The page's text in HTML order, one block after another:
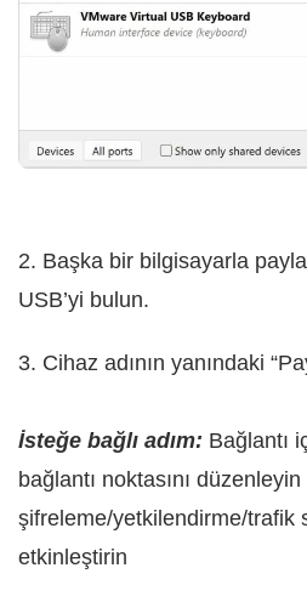
2. Başka bir bilgisayarla
USB’yi bulun.
3. Cihaz adının yanındaki
İsteğe bağlı adım: Bağlantı
bağlantı noktasını
şifreleme/yetkilendirme/trafik
etkinleştirin